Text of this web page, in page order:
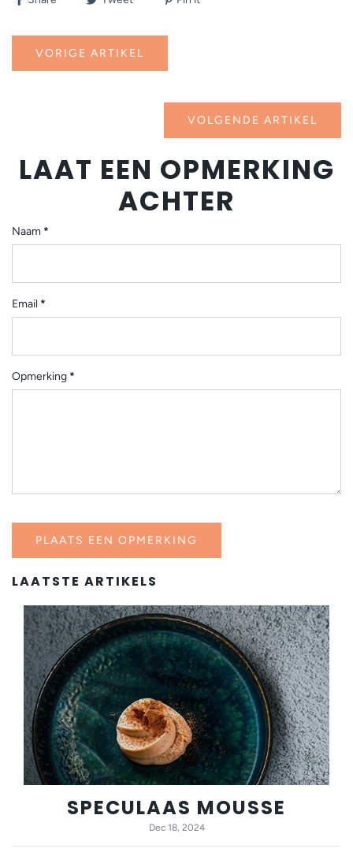
VORIGE ARTIKEL
VOLGENDE ARTIKEL
LAAT EEN OPMERKING
ACHTER
Naam *
Email *
Opmerking *
LAATSTE ARTIKELS
SPECULAAS MOUSSE
Dec 18, 2024